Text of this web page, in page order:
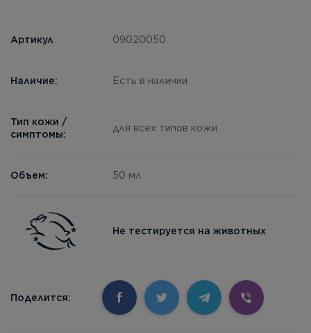
Артикул 09020050
Наличие: Есть в наличии
Тип кожи /
симптомы:
для всех типов кожи
Объем: 50 мл
Не тестируется на животных
Поделится: